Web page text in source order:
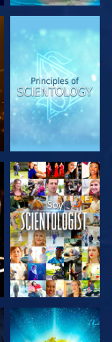
EXPLORA LAS
SERIES
VE